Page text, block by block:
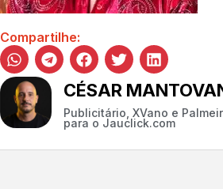
Compartilhe:
CÉSAR
Publicitário, XVano e
para o Jauclick.com